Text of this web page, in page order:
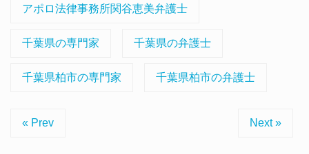
アポロ法律事務所関谷恵美弁護士
千葉県の専門家 千葉県の弁護士
千葉県柏市の専門家 千葉県柏市の弁護士
« Prev Next »